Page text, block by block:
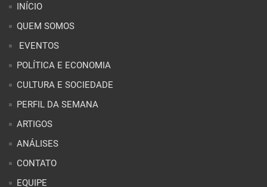
INÍCIO
QUEM SOMOS
EVENTOS
POLÍTICA E ECONOMIA
CULTURA E SOCIEDADE
PERFIL DA SEMANA
ARTIGOS
ANÁLISES
CONTATO
EQUIPE